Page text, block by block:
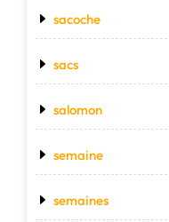
sacoche
sacs
salomon
semaine
semaines